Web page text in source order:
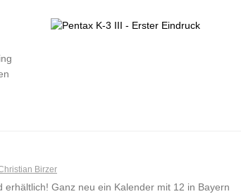
Birzer
erhältlich! Ganz neu ein Kalender mit 12 in Bayern